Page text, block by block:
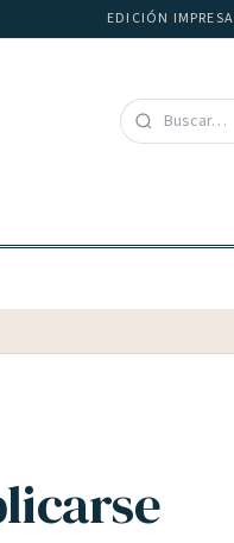
EDICIÓN IMPRESA